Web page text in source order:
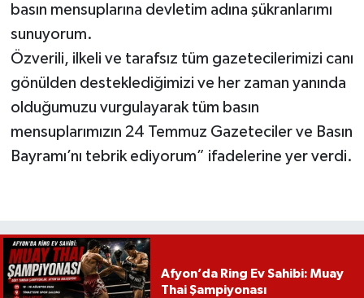
basın mensuplarına devletim adına şükranlarımı
sunuyorum.
Özverili, ilkeli ve tarafsız tüm gazetecilerimizi canı
gönülden desteklediğimizi ve her zaman yanında
olduğumuzu vurgulayarak tüm basın
mensuplarımızın 24 Temmuz Gazeteciler ve Basın
Bayramı’nı tebrik ediyorum” ifadelerine yer verdi.
Afyon’da Ring Ev Sahibi: Muay
Thai Şampiyonası